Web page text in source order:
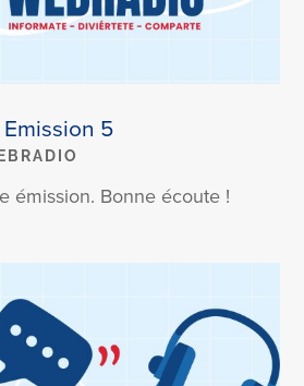
5
émission. Bonne écoute !